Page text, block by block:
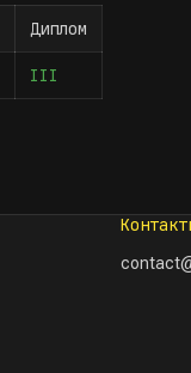
Диплом
III